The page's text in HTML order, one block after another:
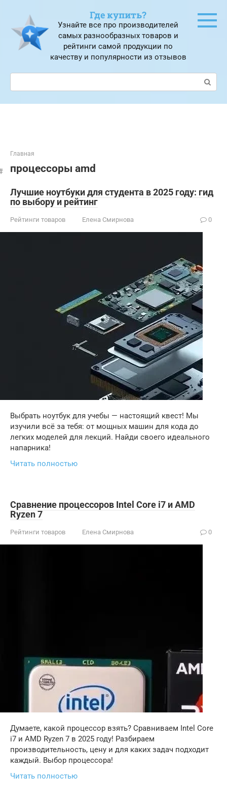
контенту
Где купить?
Узнайте все про производителей
самых разнообразных товаров и
рейтинги самой продукции по
качеству и популярности из отзывов
Поиск:
Главная
процессоры amd
Лучшие ноутбуки для студента в 2025 году: гид
по выбору и рейтинг
Рейтинги товаров Елена Смирнова 0
Выбрать ноутбук для учебы — настоящий квест! Мы
изучили всё за тебя: от мощных машин для кода до
легких моделей для лекций. Найди своего идеального
напарника!
Читать полностью
Сравнение процессоров Intel Core i7 и AMD
Ryzen 7
Рейтинги товаров Елена Смирнова 0
Думаете, какой процессор взять? Сравниваем Intel Core
i7 и AMD Ryzen 7 в 2025 году! Разбираем
производительность, цену и для каких задач подходит
каждый. Выбор процессора!
Читать полностью